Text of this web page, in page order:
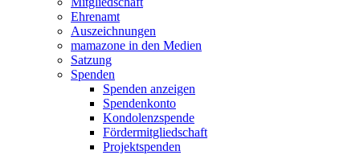
Ehrenamt
Auszeichnungen
mamazone in den Medien
Satzung
Spenden
Spenden anzeigen
Spendenkonto
Kondolenzspende
Fördermitgliedschaft
Projektspenden